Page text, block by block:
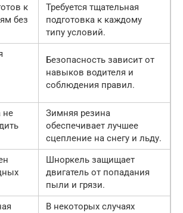
к
без
Требуется тщательная
подготовка к каждому
типу условий.
Безопасность зависит от
навыков водителя и
соблюдения правил.
не
Зимняя резина
обеспечивает лучшее
сцепление на снегу и льду.
Шноркель защищает
двигатель от попадания
пыли и грязи.
В некоторых случаях